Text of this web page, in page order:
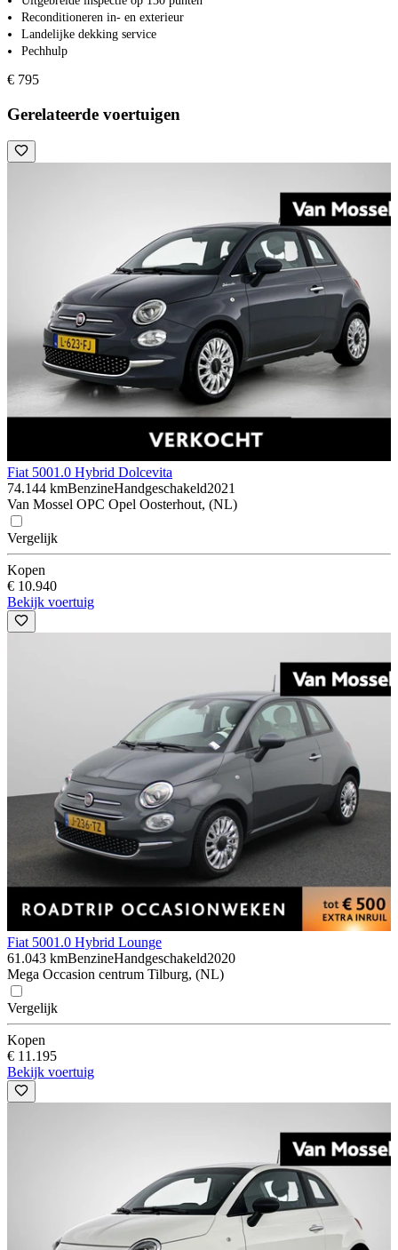
Reconditioneren in- en exterieur
Landelijke dekking service
Pechhulp
€ 795
Gerelateerde voertuigen
Fiat 5001.0 Hybrid Dolcevita
74.144 kmBenzineHandgeschakeld2021
Van Mossel OPC Opel Oosterhout, (NL)
Vergelijk
Kopen
€ 10.940
Bekijk voertuig
Fiat 5001.0 Hybrid Lounge
61.043 kmBenzineHandgeschakeld2020
Mega Occasion centrum Tilburg, (NL)
Vergelijk
Kopen
€ 11.195
Bekijk voertuig